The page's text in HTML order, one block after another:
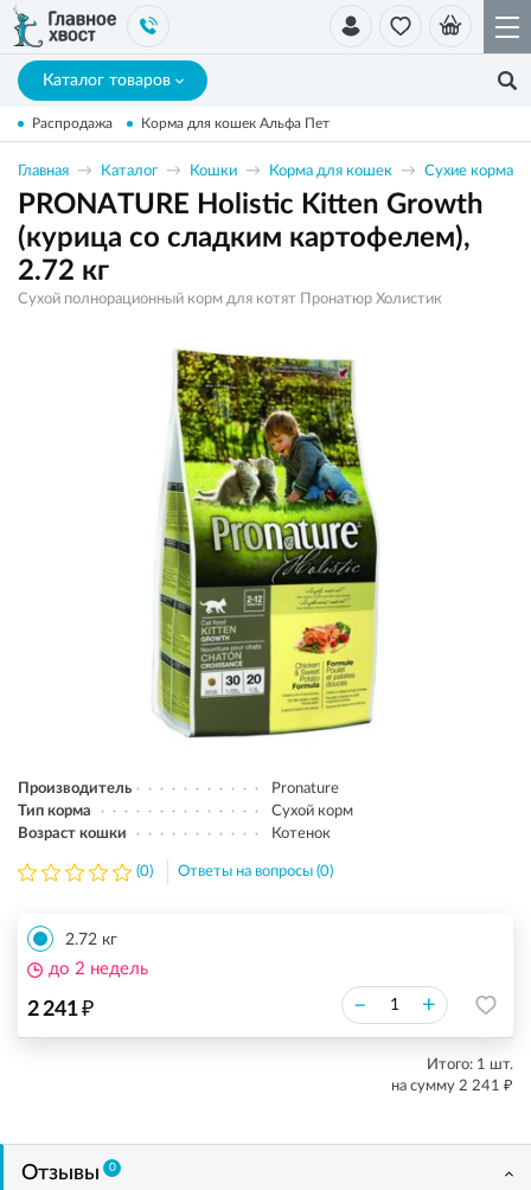
Каталог товаров
Распродажа Корма для кошек Альфа Пет
Главная Каталог Кошки Корма для кошек Сухие корма
PRONATURE Holistic Kitten Growth
(курица со сладким картофелем),
2.72 кг
Сухой полнорационный корм для котят Пронатюр Холистик
Производитель
Pronature
Тип корма
Сухой корм
Возраст кошки
Котенок
(0) Ответы на вопросы (0)
2.72 кг
2 241₽ – +
до 2 недель
Итого: 1 шт.
на сумму 2 241 ₽
Отзывы 0